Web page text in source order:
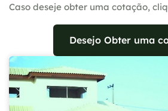
Caso deseje obter uma cotação,
Desejo Obter uma